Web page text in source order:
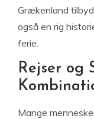
Grækenland
også en rig
ferie.
Rejser og
Mange